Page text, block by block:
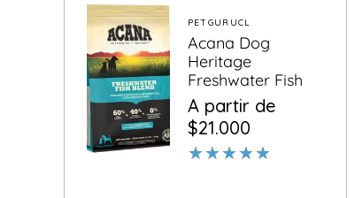
Proveedor:
PETGURUCL
Acana Dog
Heritage
Freshwater Fish
Precio
habitual
Precio
de
oferta
A partir de
$21.000